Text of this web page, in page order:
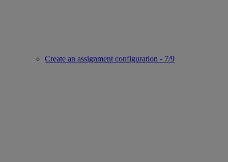
Create an assignment configuration - 7/9